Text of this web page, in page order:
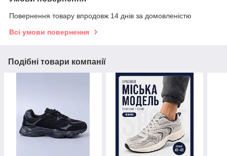
Повернення товару впродовж 14 днів за домовленістю
Всі умови повернення
Подібні товари компанії